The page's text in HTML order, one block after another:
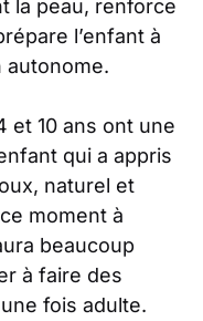
la peau, renforce
l’enfant à
autonome.
et 10 ans ont une
qui a appris
naturel et
moment à
beaucoup
à faire des
fois adulte.